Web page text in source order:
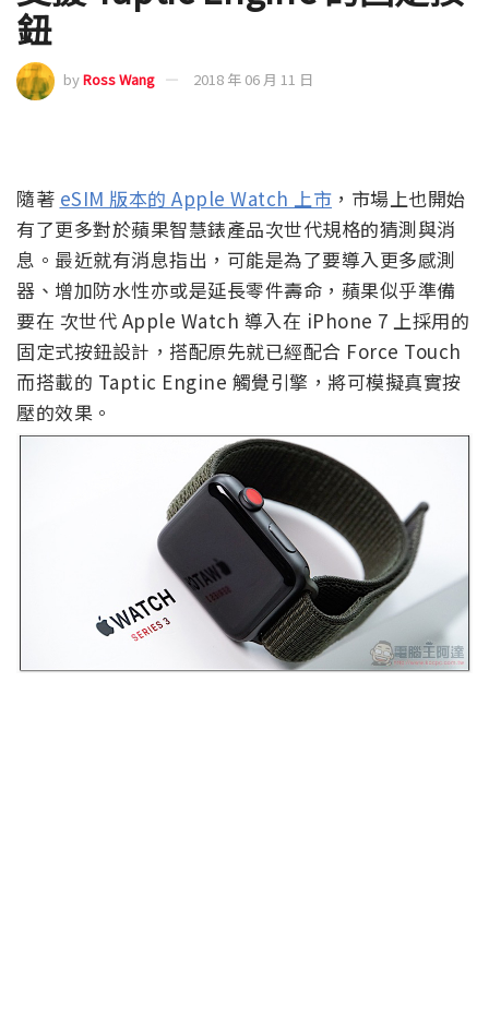
鈕
byRoss Wang 2018 年 06 月 11 日
隨著 eSIM 版本的 Apple Watch 上市 ，市場上也開始
有了更多對於蘋果智慧錶產品次世代規格的猜測與消
息。最近就有消息指出，可能是為了要導入更多感測
器、增加防水性亦或是延長零件壽命，蘋果似乎準備
要在 次世代 Apple Watch 導入在 iPhone 7 上採用的
固定式按鈕設計，搭配原先就已經配合 Force Touch
而搭載的 Taptic Engine 觸覺引擎，將可模擬真實按
壓的效果。